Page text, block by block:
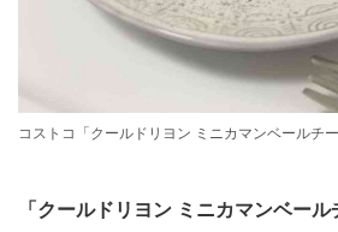
コストコ「クールドリヨン ミニカマンベールチー
「クールドリヨン ミニカマンベー